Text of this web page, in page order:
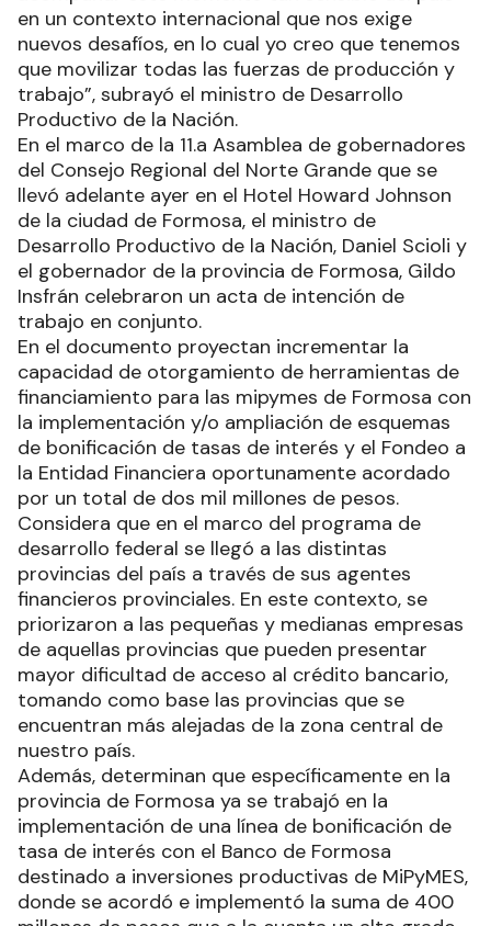
“Estamos todos comprometidos en respaldar y
acompañar este momento tan sensible del país
en un contexto internacional que nos exige
nuevos desafíos, en lo cual yo creo que tenemos
que movilizar todas las fuerzas de producción y
trabajo”, subrayó el ministro de Desarrollo
Productivo de la Nación.
En el marco de la 11.a Asamblea de gobernadores
del Consejo Regional del Norte Grande que se
llevó adelante ayer en el Hotel Howard Johnson
de la ciudad de Formosa, el ministro de
Desarrollo Productivo de la Nación, Daniel Scioli y
el gobernador de la provincia de Formosa, Gildo
Insfrán celebraron un acta de intención de
trabajo en conjunto.
En el documento proyectan incrementar la
capacidad de otorgamiento de herramientas de
financiamiento para las mipymes de Formosa con
la implementación y/o ampliación de esquemas
de bonificación de tasas de interés y el Fondeo a
la Entidad Financiera oportunamente acordado
por un total de dos mil millones de pesos.
Considera que en el marco del programa de
desarrollo federal se llegó a las distintas
provincias del país a través de sus agentes
financieros provinciales. En este contexto, se
priorizaron a las pequeñas y medianas empresas
de aquellas provincias que pueden presentar
mayor dificultad de acceso al crédito bancario,
tomando como base las provincias que se
encuentran más alejadas de la zona central de
nuestro país.
Además, determinan que específicamente en la
provincia de Formosa ya se trabajó en la
implementación de una línea de bonificación de
tasa de interés con el Banco de Formosa